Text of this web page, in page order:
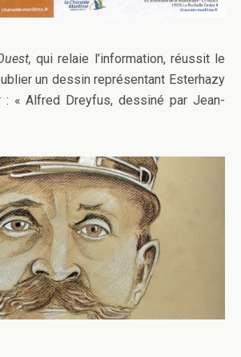
qui relaie l’information, réussit le
un dessin représentant Esterhazy
: «Alfred Dreyfus, dessiné par Jean-